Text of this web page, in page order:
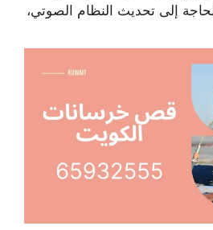
إلى تحديث النظام الصوتي،